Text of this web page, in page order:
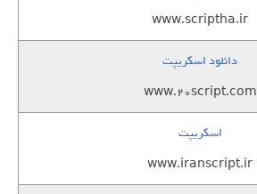
www.scriptha.ir
دانلود اسکریپت
www.20script.com
اسکریپت
www.iranscript.ir